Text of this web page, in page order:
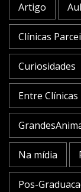
Artigo
Clínicas
Curiosidades
Entre Clínicas
Na mídia
Pos-